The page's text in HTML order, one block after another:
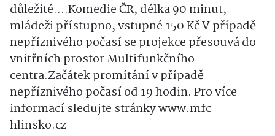
důležité….Komedie ČR, délka 90 minut,
mládeži přístupno, vstupné 150 Kč V případě
nepříznivého počasí se projekce přesouvá do
vnitřních prostor Multifunkčního
centra.Začátek promítání v případě
nepříznivého počasí od 19 hodin. Pro více
informací sledujte stránky www.mfc-
hlinsko.cz